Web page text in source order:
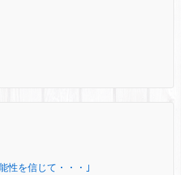
性を信じて・・・｣